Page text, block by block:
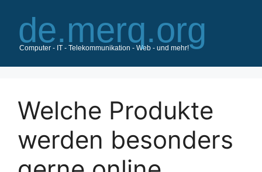
Inhalt
springen
Welche Produkte
werden besonders